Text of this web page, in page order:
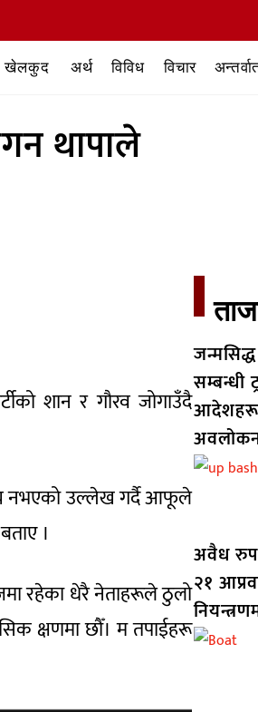
खेलकुद अर्थ विविध विचार
थापाले
शान र गौरव जोगाउँदै
नभएको उल्लेख गर्दै आफूले
।
रहेका धेरै नेताहरूले ठुलो
क्षणमा छौँ। म तपाईहरू
सम्बन्धी
अवैध
२१